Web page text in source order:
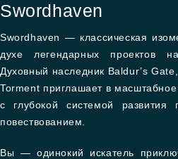
Swordhaven
Swordhaven — классическая
духе легендарных проектов
Духовный наследник Baldur’s
Torment приглашает в
с глубокой системой
повествованием.
Вы — одинокий искатель